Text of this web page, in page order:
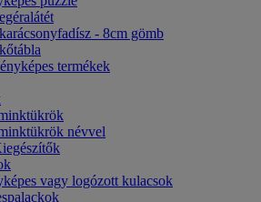
- 8cm gömb
termékek
névvel
vagy logózott kulacsok